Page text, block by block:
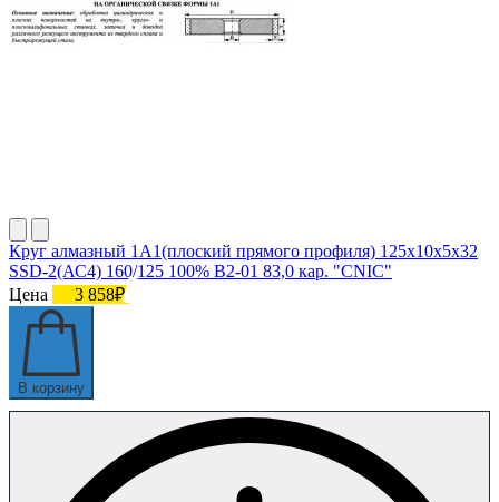
Круг алмазный 1А1(плоский прямого профиля) 125х10х5х32
SSD-2(АС4) 160/125 100% В2-01 83,0 кар. "CNIC"
Цена
3 858₽
В корзину